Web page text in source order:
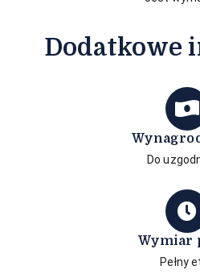
Dodatkowe
Do
Wymiar
Pełny